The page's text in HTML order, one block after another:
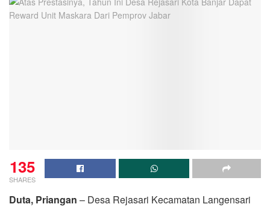
135
SHARES
Duta, Priangan – Desa Rejasari Kecamatan Langensari